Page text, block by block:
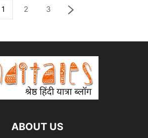
1 2 3
ABOUT US